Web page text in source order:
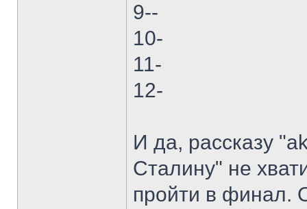
9--
10-
11-
12-
И да, рассказу
Сталину" не
пройти в финал.